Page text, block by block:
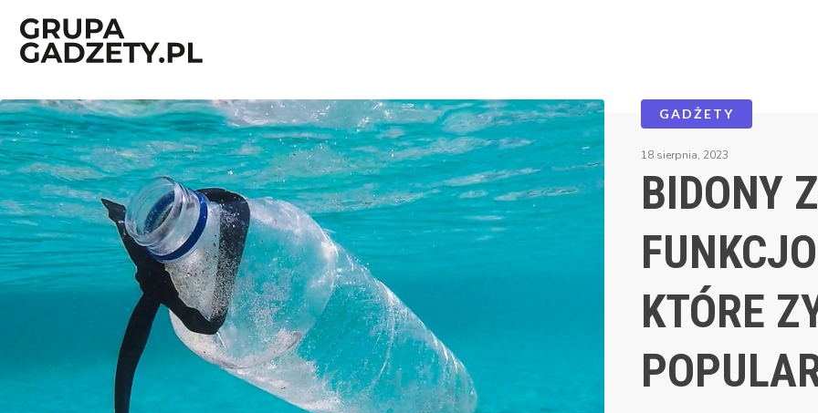
GADŻETY
18 sierpnia, 2023
BIDONY
KTÓRE